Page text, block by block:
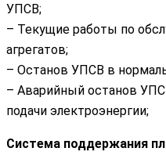
УПСВ;
– Текущие работы по
агрегатов;
– Останов УПСВ в
– Аварийный останов
подачи электроэнергии;
Система поддержания